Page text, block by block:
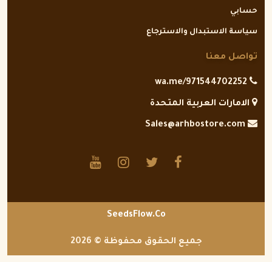
حسابي
سياسة الاستبدال والاسترجاع
تواصل معنا
wa.me/971544702252
الامارات العربية المتحدة
Sales@arhbostore.com
SeedsFlow.Co
جميع الحقوق محفوظة © 2026